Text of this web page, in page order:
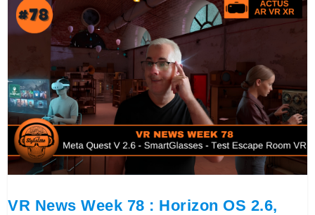
VR News Week 78 : Horizon OS 2.6,